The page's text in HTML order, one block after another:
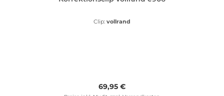
Clip: vollrand
Regulärer Preis:
69,95 €